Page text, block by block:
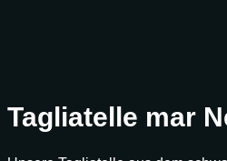
Tagliatelle mar